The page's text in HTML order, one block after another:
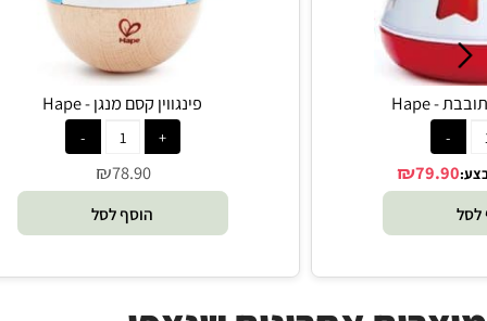
פינגווין קסם מנגן - Hape
₪78.90
הוסף לסל
₪